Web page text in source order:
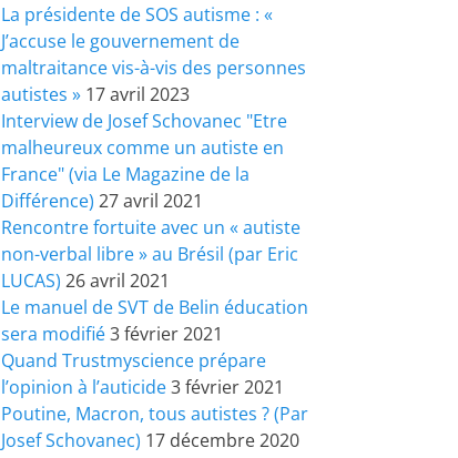
La présidente de SOS autisme : «
J’accuse le gouvernement de
maltraitance vis-à-vis des personnes
autistes » 17 avril 2023
Interview de Josef Schovanec "Etre
malheureux comme un autiste en
France" (via Le Magazine de la
Différence) 27 avril 2021
Rencontre fortuite avec un « autiste
non-verbal libre » au Brésil (par Eric
LUCAS) 26 avril 2021
Le manuel de SVT de Belin éducation
sera modifié3 février 2021
Quand Trustmyscience prépare
l’opinion à l’auticide3 février 2021
Poutine, Macron, tous autistes ? (Par
Josef Schovanec) 17 décembre 2020